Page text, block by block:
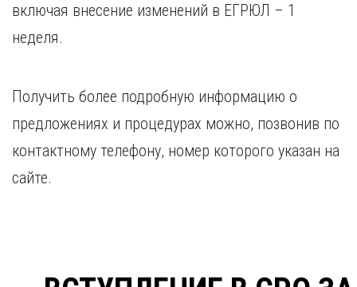
включая внесение изменений в ЕГРЮЛ – 1
неделя.
Получить более подробную информацию о
предложениях и процедурах можно, позвонив по
контактному телефону, номер которого указан на
сайте.